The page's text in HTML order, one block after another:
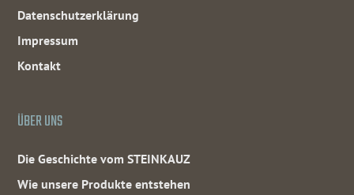
Datenschutzerklärung
Impressum
Kontakt
ÜBER UNS
Die Geschichte vom STEINKAUZ
Wie unsere Produkte entstehen